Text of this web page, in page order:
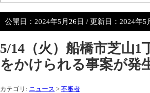
公開日： 2024年5月26日 / 更新日： 2024年5
5/14（火）船橋市芝山1
をかけられる事案が発
カテゴリ: ニュース > 不審者